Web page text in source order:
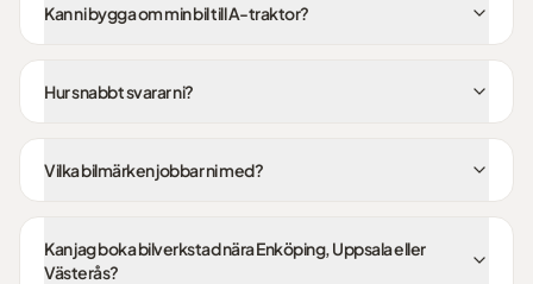
Kan ni bygga om min bil till A-traktor?
Hur snabbt svarar ni?
Vilka bilmärken jobbar ni med?
Kan jag boka bilverkstad nära Enköping, Uppsala eller
Västerås?